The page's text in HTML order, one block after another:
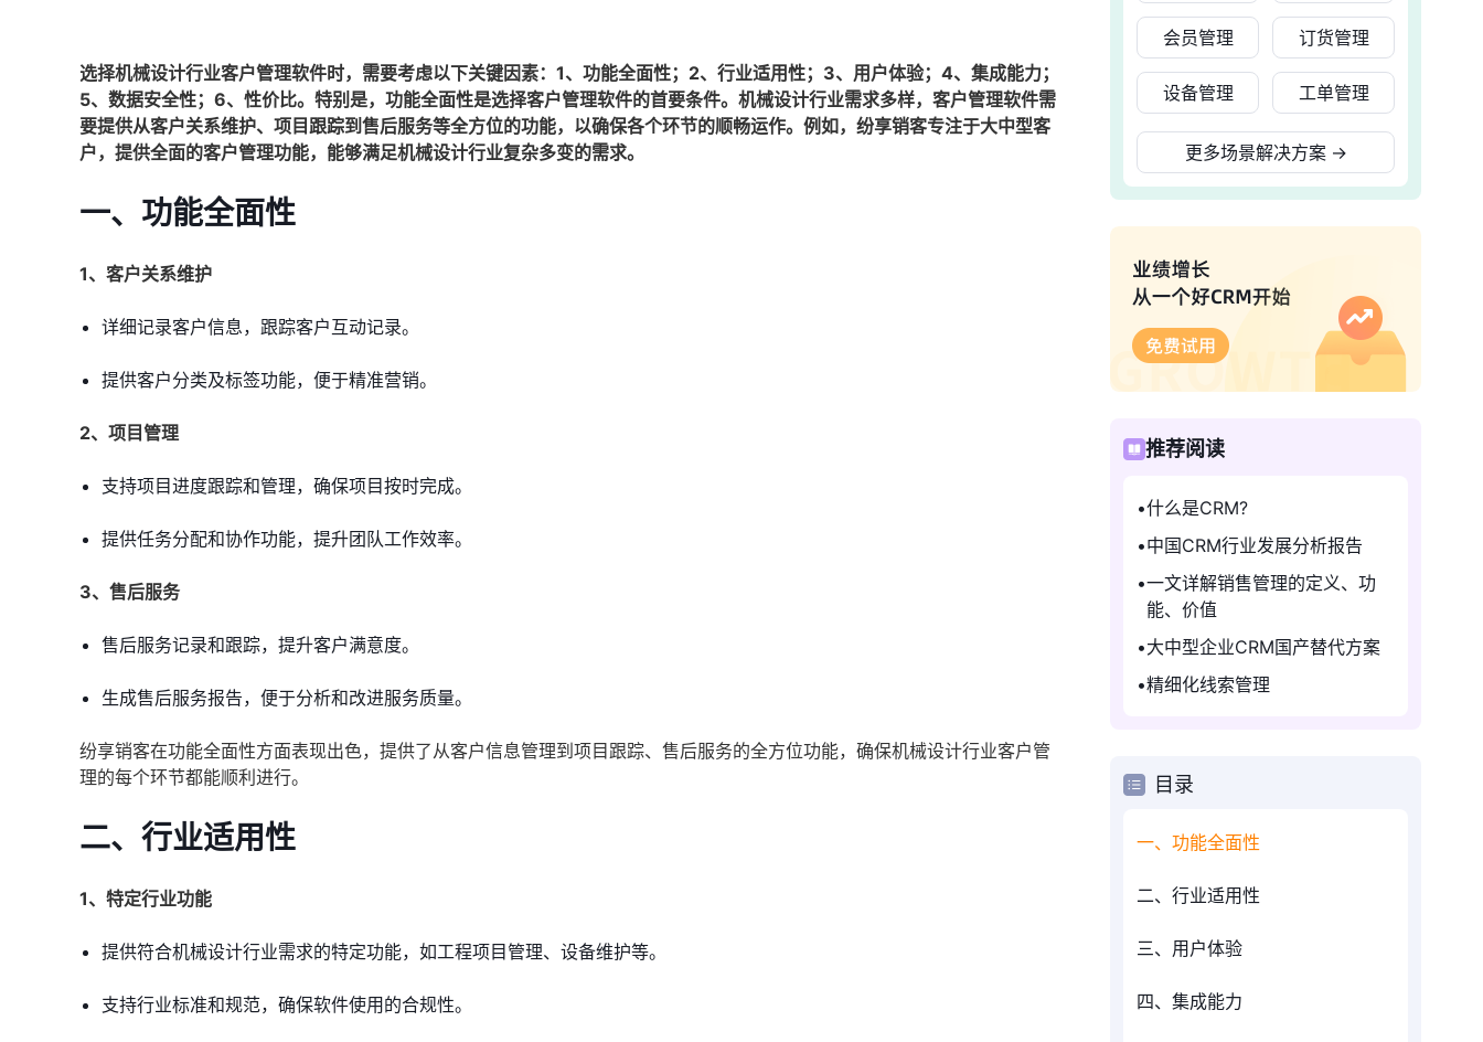
选择机械设计行业客户管理软件时，需要考虑以下关键因素：1、功能全面性；2、行业适用性；3、用户体验；4、集成能力；
5、数据安全性；6、性价比。特别是，功能全面性是选择客户管理软件的首要条件。机械设计行业需求多样，客户管理软件需
要提供从客户关系维护、项目跟踪到售后服务等全方位的功能，以确保各个环节的顺畅运作。例如，纷享销客专注于大中型客
户，提供全面的客户管理功能，能够满足机械设计行业复杂多变的需求。
一、功能全面性
1、客户关系维护
详细记录客户信息，跟踪客户互动记录。
提供客户分类及标签功能，便于精准营销。
2、项目管理
支持项目进度跟踪和管理，确保项目按时完成。
提供任务分配和协作功能，提升团队工作效率。
3、售后服务
售后服务记录和跟踪，提升客户满意度。
生成售后服务报告，便于分析和改进服务质量。
纷享销客在功能全面性方面表现出色，提供了从客户信息管理到项目跟踪、售后服务的全方位功能，确保机械设计行业客户管
理的每个环节都能顺利进行。
二、行业适用性
1、特定行业功能
提供符合机械设计行业需求的特定功能，如工程项目管理、设备维护等。
支持行业标准和规范，确保软件使用的合规性。
会员管理 订货管理
设备管理 工单管理
更多场景解决方案 →
推荐阅读
什么是CRM?
中国CRM行业发展分析报告
一文详解销售管理的定义、功
能、价值
大中型企业CRM国产替代方案
精细化线索管理
目录
一、功能全面性
二、行业适用性
三、用户体验
四、集成能力